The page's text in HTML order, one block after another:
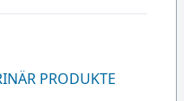
PRODUKTE